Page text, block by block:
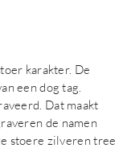
karakter. De
een dog tag.
Dat maakt
de namen
stoere zilveren tree